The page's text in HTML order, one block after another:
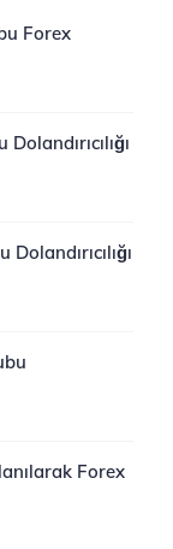
Forex
Forex